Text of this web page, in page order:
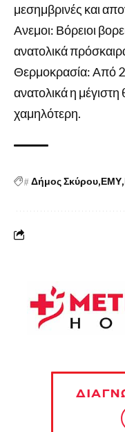
μεσημβρινές και
Ανεμοι: Βόρειοι
ανατολικά
Θερμοκρασία: Από
ανατολικά η μέγιστη
χαμηλότερη.
#Δήμος Σκύρου ΕΜΥ